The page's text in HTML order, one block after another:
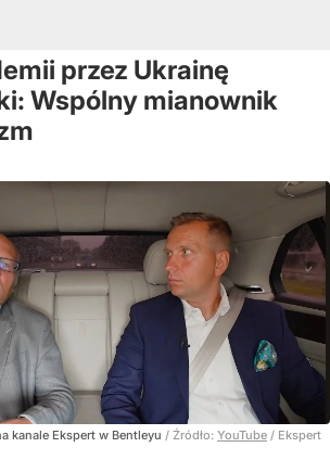
przez Ukrainę
Wspólny mianownik
kanale Ekspert w Bentleyu / Źródło: YouTube / Ekspert